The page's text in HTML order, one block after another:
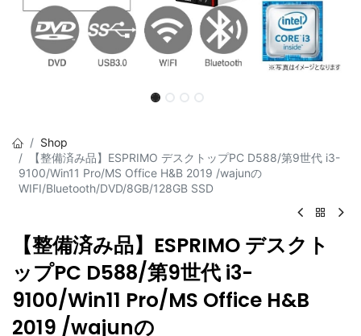
Shop
【整備済み品】ESPRIMO デスクトップPC D588/第9世代 i3-
9100/Win11 Pro/MS Office H&B 2019 /wajunの
WIFI/Bluetooth/DVD/8GB/128GB SSD
【整備済み品】ESPRIMO デスクト
ップPC D588/第9世代 i3-
9100/Win11 Pro/MS Office H&B
2019 /wajunの